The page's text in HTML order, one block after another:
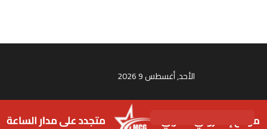
الأحد, أغسطس 9 2026